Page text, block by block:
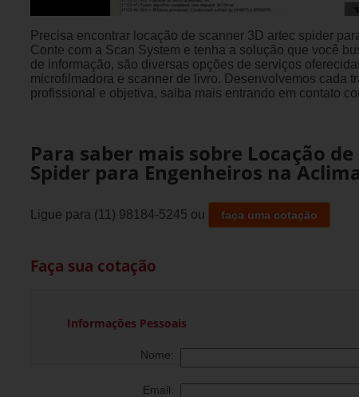
Precisa encontrar locação de scanner 3D artec spider
Conte com a Scan System e tenha a solução que você
de informação, são diversas opções de serviços
microfilmadora e scanner de livro. Desenvolvemos cada
profissional e objetiva, saiba mais entrando em contato
Para saber mais sobre Locação
Spider para Engenheiros na
Ligue para (11) 98184-5245 ou faça uma cotação
Faça sua cotação
Informações Pessoais
Nome:
Email: